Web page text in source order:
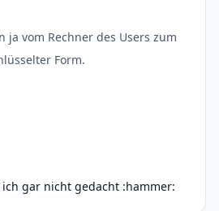
ja vom Rechner des Users zum
Form.
gar nicht gedacht :hammer: